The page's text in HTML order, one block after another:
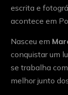
escrita e
acontece em
Nasceu em
conquistar um
se trabalha
melhor junto